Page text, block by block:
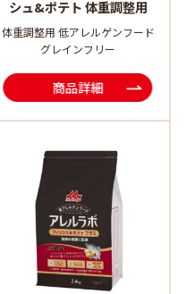
シュ&ポテト 体重調整用
体重調整用 低アレルゲンフード
グレインフリー
商品詳細